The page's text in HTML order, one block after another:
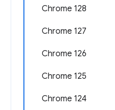
Chrome 128
Chrome 127
Chrome 126
Chrome 125
Chrome 124